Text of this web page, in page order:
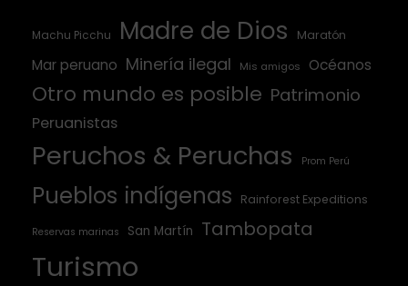
Machu Picchu Madre de Dios Maratón
Mar peruano Minería ilegal Mis amigos Océanos
Otro mundo es posible Patrimonio
Peruanistas
Peruchos & Peruchas Prom Perú
Pueblos indígenas Rainforest Expeditions
Reservas marinas San Martín Tambopata
Turismo